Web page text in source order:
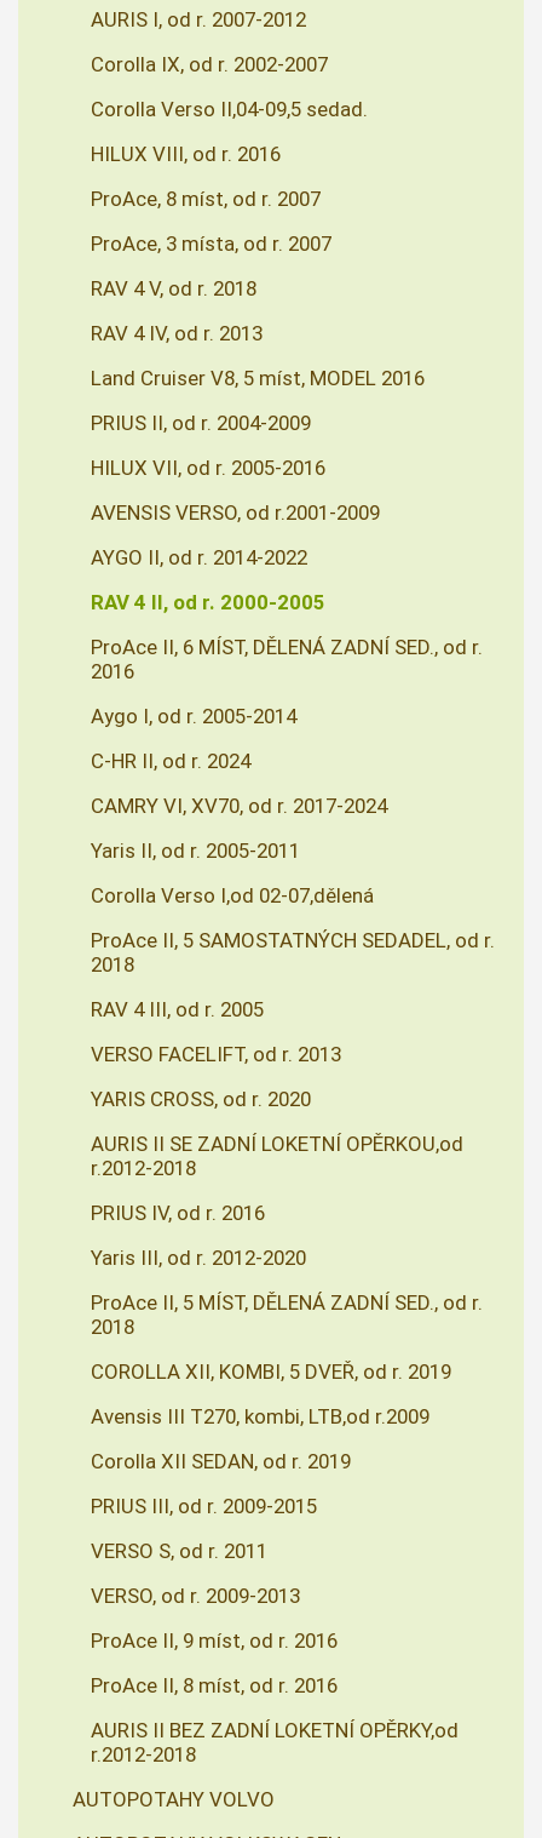
AURIS I, od r. 2007-2012
Corolla IX, od r. 2002-2007
Corolla Verso II,04-09,5 sedad.
HILUX VIII, od r. 2016
ProAce, 8 míst, od r. 2007
ProAce, 3 místa, od r. 2007
RAV 4 V, od r. 2018
RAV 4 IV, od r. 2013
Land Cruiser V8, 5 míst, MODEL 2016
PRIUS II, od r. 2004-2009
HILUX VII, od r. 2005-2016
AVENSIS VERSO, od r.2001-2009
AYGO II, od r. 2014-2022
RAV 4 II, od r. 2000-2005
ProAce II, 6 MÍST, DĚLENÁ ZADNÍ SED., od r.
2016
Aygo I, od r. 2005-2014
C-HR II, od r. 2024
CAMRY VI, XV70, od r. 2017-2024
Yaris II, od r. 2005-2011
Corolla Verso I,od 02-07,dělená
ProAce II, 5 SAMOSTATNÝCH SEDADEL, od r.
2018
RAV 4 III, od r. 2005
VERSO FACELIFT, od r. 2013
YARIS CROSS, od r. 2020
AURIS II SE ZADNÍ LOKETNÍ OPĚRKOU,od
r.2012-2018
PRIUS IV, od r. 2016
Yaris III, od r. 2012-2020
ProAce II, 5 MÍST, DĚLENÁ ZADNÍ SED., od r.
2018
COROLLA XII, KOMBI, 5 DVEŘ, od r. 2019
Avensis III T270, kombi, LTB,od r.2009
Corolla XII SEDAN, od r. 2019
PRIUS III, od r. 2009-2015
VERSO S, od r. 2011
VERSO, od r. 2009-2013
ProAce II, 9 míst, od r. 2016
ProAce II, 8 míst, od r. 2016
AURIS II BEZ ZADNÍ LOKETNÍ OPĚRKY,od
r.2012-2018
AUTOPOTAHY VOLVO